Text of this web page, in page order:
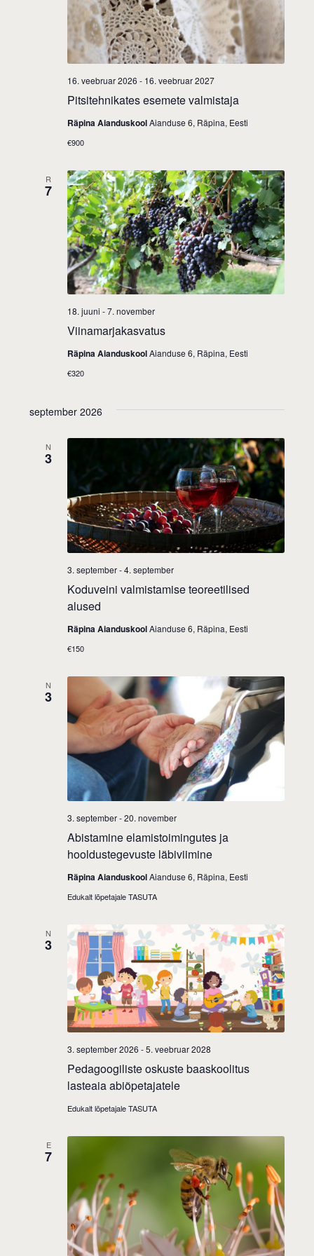
s
S
e
a
r
h
a
n
d
V
i
w
N
a
v
i
g
a
i
o
V
i
N
a
v
i
g
Pitsitehnikates esemete valmistaja
16. veebruar 2026 - 16. veebruar 2027
Räpina AianduskoolAianduse 6, Räpina, Eesti
€900
R
7
Viinamarjakasvatus
18. juuni -7. november
Räpina AianduskoolAianduse 6, Räpina, Eesti
€320
september 2026
N
3
Koduveini valmistamise teoreetilised
alused
3. september-4. september
Räpina AianduskoolAianduse 6, Räpina, Eesti
€150
N
3
Abistamine elamistoimingutes ja
hooldustegevuste läbiviimine
3. september-20. november
Räpina AianduskoolAianduse 6, Räpina, Eesti
Edukalt lõpetajale TASUTA
N
3
Pedagoogiliste oskuste baaskoolitus
lasteaia abiõpetajatele
3. september 2026 -5. veebruar 2028
Edukalt lõpetajale TASUTA
E
7